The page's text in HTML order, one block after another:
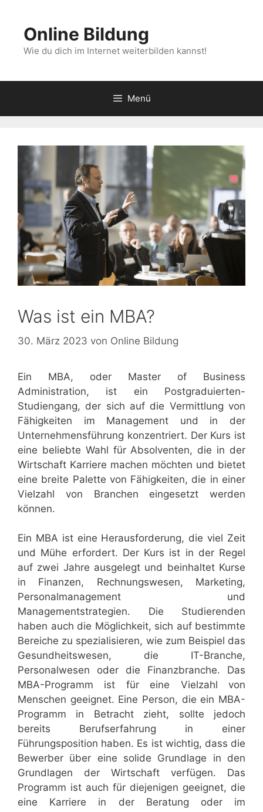
springenOnline Bildung
Wie du dich im Internet weiterbilden kannst!
Menü
Was ist ein MBA?
30. März 2023 von Online Bildung
Ein MBA, oder Master of Business
Administration, ist ein Postgraduierten-
Studiengang, der sich auf die Vermittlung von
Fähigkeiten im Management und in der
Unternehmensführung konzentriert. Der Kurs ist
eine beliebte Wahl für Absolventen, die in der
Wirtschaft Karriere machen möchten und bietet
eine breite Palette von Fähigkeiten, die in einer
Vielzahl von Branchen eingesetzt werden
können.
Ein MBA ist eine Herausforderung, die viel Zeit
und Mühe erfordert. Der Kurs ist in der Regel
auf zwei Jahre ausgelegt und beinhaltet Kurse
in Finanzen, Rechnungswesen, Marketing,
Personalmanagement und
Managementstrategien. Die Studierenden
haben auch die Möglichkeit, sich auf bestimmte
Bereiche zu spezialisieren, wie zum Beispiel das
Gesundheitswesen, die IT-Branche,
Personalwesen oder die Finanzbranche. Das
MBA-Programm ist für eine Vielzahl von
Menschen geeignet. Eine Person, die ein MBA-
Programm in Betracht zieht, sollte jedoch
bereits Berufserfahrung in einer
Führungsposition haben. Es ist wichtig, dass die
Bewerber über eine solide Grundlage in den
Grundlagen der Wirtschaft verfügen. Das
Programm ist auch für diejenigen geeignet, die
eine Karriere in der Beratung oder im